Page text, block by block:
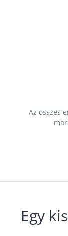
Az összes
Egy